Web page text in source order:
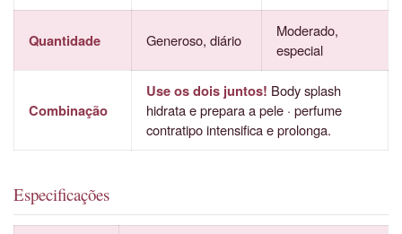
Quantidade Generoso, diário
Moderado,
especial
Combinação
Use os dois juntos! Body splash
hidrata e prepara a pele · perfume
contratipo intensifica e prolonga.
Especificações